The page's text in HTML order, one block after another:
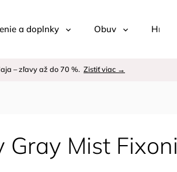
a doplnky Obuv Hračky
– zľavy až do 70 %. Zistiť viac →
Gray Mist Fixoni